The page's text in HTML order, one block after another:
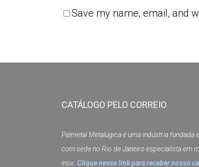
Save my name, email, and
CATÁLOGO PELO CORREIO
Palmetal Metalúgica é uma indústria fundada
com sede no Rio de Janeiro especialista em
inox. Clique nesse link para receber nosso